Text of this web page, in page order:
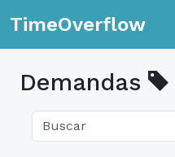
TimeOverflow
Demandas